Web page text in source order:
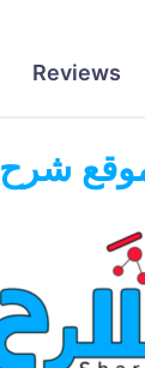
Reviews
شرح